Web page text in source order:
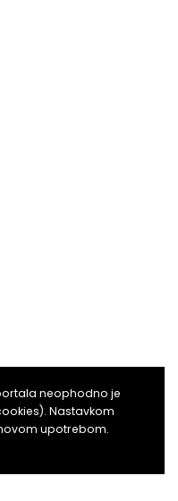
neophodno je
Nastavkom
upotrebom.